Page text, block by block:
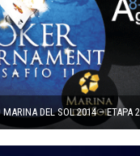
MARINA DEL SOL 2014 – ETAPA 2